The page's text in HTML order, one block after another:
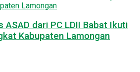
ASAD dari PC LDII Babat Ikuti
Kabupaten Lamongan